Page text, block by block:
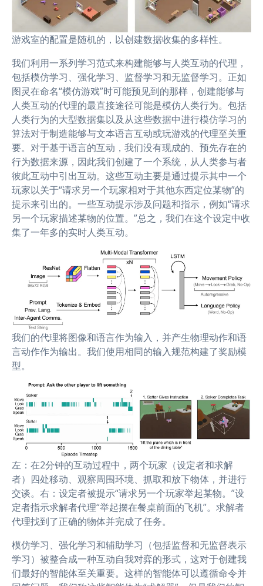
游戏室的配置是随机的，以创建数据收集的多样性。
我们利用一系列学习范式来构建能够与人类互动的代理，
包括模仿学习、强化学习、监督学习和无监督学习。正如
图灵在命名“模仿游戏”时可能预见到的那样，创建能够与
人类互动的代理的最直接途径可能是模仿人类行为。包括
人类行为的大型数据集以及从这些数据中进行模仿学习的
算法对于制造能够与文本语言互动或玩游戏的代理至关重
要。对于基于语言的互动，我们没有现成的、预先存在的
行为数据来源，因此我们创建了一个系统，从人类参与者
彼此互动中引出互动。这些互动主要是通过提示其中一个
玩家以关于“请求另一个玩家相对于其他东西定位某物”的
提示来引出的。一些互动提示涉及问题和指示，例如“请求
另一个玩家描述某物的位置。”总之，我们在这个设定中收
集了一年多的实时人类互动。
我们的代理将图像和语言作为输入，并产生物理动作和语
言动作作为输出。我们使用相同的输入规范构建了奖励模
型。
左：在2分钟的互动过程中，两个玩家（设定者和求解
者）四处移动、观察周围环境、抓取和放下物体，并进行
交谈。右：设定者被提示“请求另一个玩家举起某物。”设
定者指示求解者代理“举起摆在餐桌前面的飞机”。求解者
代理找到了正确的物体并完成了任务。
模仿学习、强化学习和辅助学习（包括监督和无监督表示
学习）被整合成一种互动自我对弈的形式，这对于创建我
们最好的智能体至关重要。这样的智能体可以遵循命令并